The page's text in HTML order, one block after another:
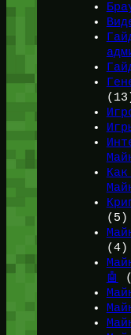
(5)
(4)
🤖